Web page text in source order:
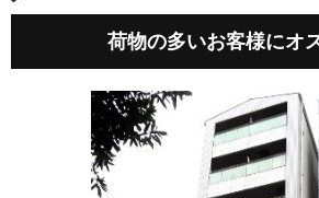
荷物の多いお客様にオ